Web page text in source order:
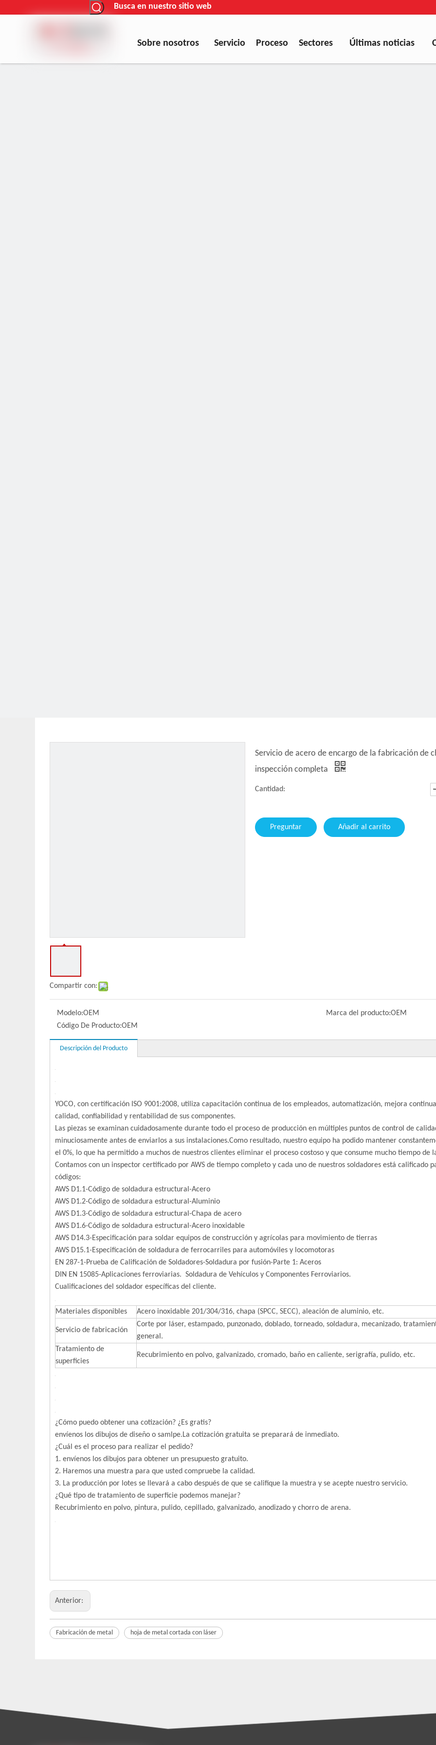
Busca en nuestro sitio web
Sobre nosotros Servicio Proceso Sectores Últimas noticias
Compartir con:
Servicio de acero de encargo de la fabricación de
inspección completa
Cantidad:
Preguntar Añadir al carrito
Modelo:OEM Marca del producto:OEM
Código De Producto:OEM
Descripción del Producto
YOCO, con certificación ISO 9001:2008, utiliza capacitación continua de los empleados, automatización, mejora
calidad, confiabilidad y rentabilidad de sus componentes.
Las piezas se examinan cuidadosamente durante todo el proceso de producción en múltiples puntos de control de
minuciosamente antes de enviarlos a sus instalaciones.Como resultado, nuestro equipo ha podido mantener
el 0%, lo que ha permitido a muchos de nuestros clientes eliminar el proceso costoso y que consume mucho tiempo de
Contamos con un inspector certificado por AWS de tiempo completo y cada uno de nuestros soldadores está calificado
códigos:
AWS D1.1-Código de soldadura estructural-Acero
AWS D1.2-Código de soldadura estructural-Aluminio
AWS D1.3-Código de soldadura estructural-Chapa de acero
AWS D1.6-Código de soldadura estructural-Acero inoxidable
AWS D14.3-Especificación para soldar equipos de construcción y agrícolas para movimiento de tierras
AWS D15.1-Especificación de soldadura de ferrocarriles para automóviles y locomotoras
EN 287-1-Prueba de Calificación de Soldadores-Soldadura por fusión-Parte 1: Aceros
DIN EN 15085-Aplicaciones ferroviarias. Soldadura de Vehículos y Componentes Ferroviarios.
Cualificaciones del soldador específicas del cliente.
Materiales disponibles Acero inoxidable 201/304/316, chapa (SPCC, SECC), aleación de aluminio, etc.
Servicio de fabricación
Corte por láser, estampado, punzonado, doblado, torneado, soldadura, mecanizado,
general.
Tratamiento de
superficies
Recubrimiento en polvo, galvanizado, cromado, baño en caliente, serigrafía, pulido, etc.
¿Cómo puedo obtener una cotización? ¿Es gratis?
envíenos los dibujos de diseño o samlpe.La cotización gratuita se preparará de inmediato.
¿Cuál es el proceso para realizar el pedido?
1. envíenos los dibujos para obtener un presupuesto gratuito.
2. Haremos una muestra para que usted compruebe la calidad.
3. La producción por lotes se llevará a cabo después de que se califique la muestra y se acepte nuestro servicio.
¿Qué tipo de tratamiento de superficie podemos manejar?
Recubrimiento en polvo, pintura, pulido, cepillado, galvanizado, anodizado y chorro de arena.
Anterior:
Fabricación de metal hoja de metal cortada con láser